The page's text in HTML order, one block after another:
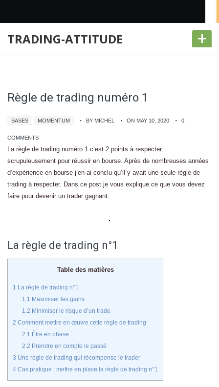
TRADING-ATTITUDE +
Règle de trading numéro 1
BASES MOMENTUM BY MICHEL ON MAY 10, 2020 0
COMMENTS
La règle de trading numéro 1 c’est 2 points à respecter
scrupuleusement pour réussir en bourse. Après de nombreuses années
d’expérience en bourse j’en ai conclu qu’il y avait une seule règle de
trading à respecter. Dans ce post je vous explique ce que vous devez
faire pour devenir un trader gagnant.
La règle de trading n°1
Table des matières
1 La règle de trading n°1
1.1 Maximiser les gains
1.2 Minimiser le risque d’un trade
2 Comment mettre en œuvre cette règle de trading
2.1 Être en phase
2.2 Prendre en compte le passé
3 Une règle de trading qui récompense le trader
4 Cas pratique : mettre en place la règle de trading n°1